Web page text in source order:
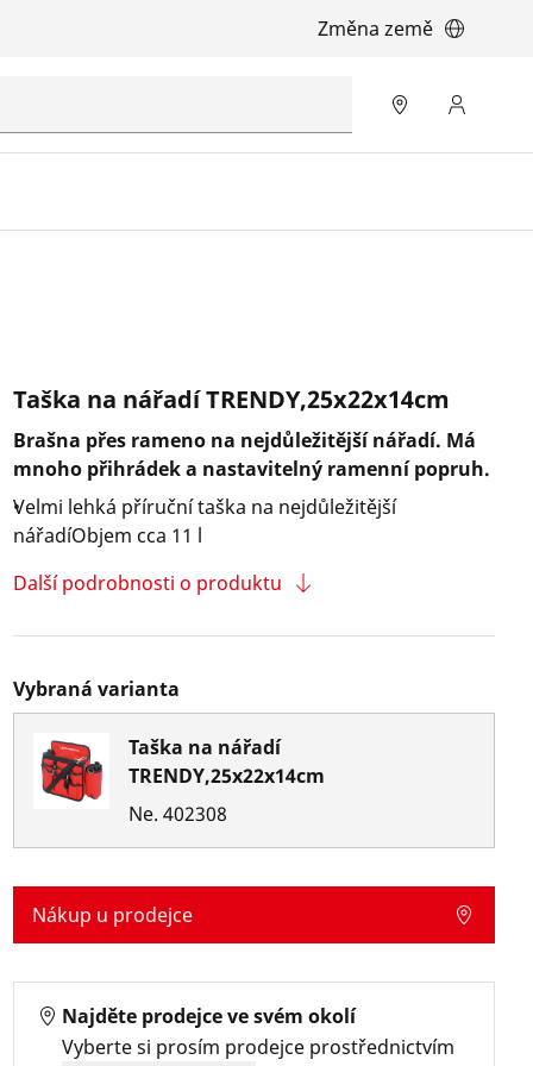
Změna země
Taška na nářadí TRENDY,25x22x14cm
Brašna přes rameno na nejdůležitější nářadí. Má
mnoho přihrádek a nastavitelný ramenní popruh.
Velmi lehká příruční taška na nejdůležitější
nářadíObjem cca 11 l
Další podrobnosti o produktu
Vybraná varianta
Taška na nářadí
TRENDY,25x22x14cm
Ne. 402308
Nákup u prodejce
Najděte prodejce ve svém okolí
Vyberte si prosím prodejce prostřednictvím